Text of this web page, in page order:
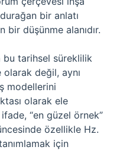
bir anlatı
düşünme alanıdır.
bu tarihsel süreklilik
değil, aynı
modellerini
olarak ele
“en güzel örnek”
özellikle Hz.
için